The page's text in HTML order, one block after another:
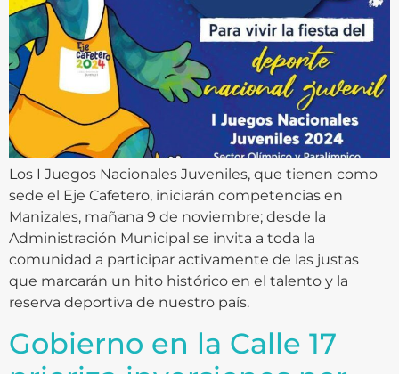
Los I Juegos Nacionales Juveniles, que tienen como
sede el Eje Cafetero, iniciarán competencias en
Manizales, mañana 9 de noviembre; desde la
Administración Municipal se invita a toda la
comunidad a participar activamente de las justas
que marcarán un hito histórico en el talento y la
reserva deportiva de nuestro país.
Gobierno en la Calle 17